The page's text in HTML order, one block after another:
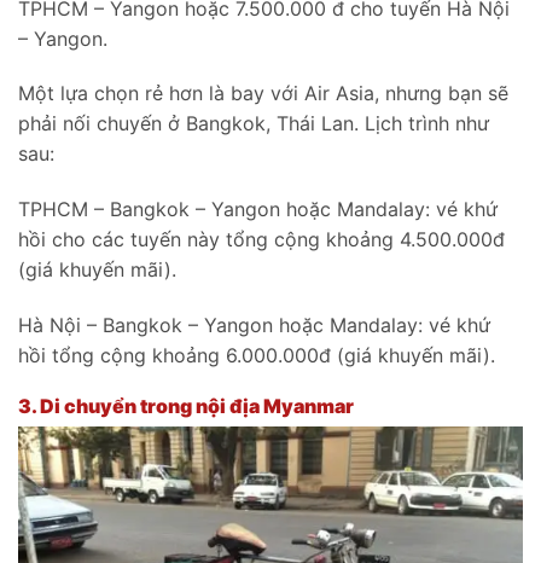
TPHCM – Yangon hoặc 7.500.000 đ cho tuyến Hà Nội
– Yangon.
Một lựa chọn rẻ hơn là bay với Air Asia, nhưng bạn sẽ
phải nối chuyến ở Bangkok, Thái Lan. Lịch trình như
sau:
TPHCM – Bangkok – Yangon hoặc Mandalay: vé khứ
hồi cho các tuyến này tổng cộng khoảng 4.500.000đ
(giá khuyến mãi).
Hà Nội – Bangkok – Yangon hoặc Mandalay: vé khứ
hồi tổng cộng khoảng 6.000.000đ (giá khuyến mãi).
3.Di chuyển trong nội địa Myanmar